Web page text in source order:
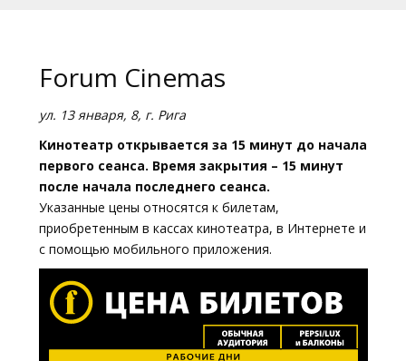
Forum Cinemas
ул. 13 января, 8, г. Рига
Кинотеатр открывается за 15 минут до начала
первого сеанса. Время закрытия – 15 минут
после начала последнего сеанса.
Указанные цены относятся к билетам,
приобретенным в кассах кинотеатра, в Интернете и
с помощью мобильного приложения.